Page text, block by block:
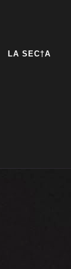
LA SEC†A